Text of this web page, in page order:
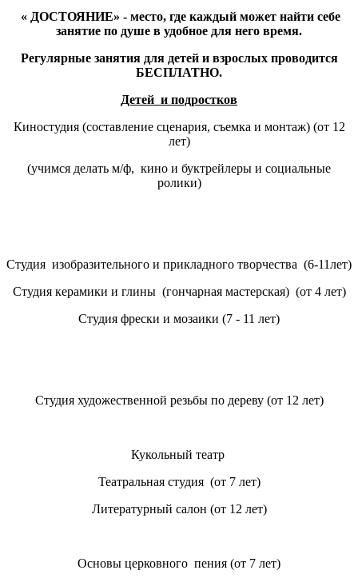
« ДОСТОЯНИЕ» - место, где каждый может найти себе
занятие по душе в удобное для него время.
Регулярные занятия для детей и взрослых проводится
БЕСПЛАТНО.
Детей и подростков
Киностудия (составление сценария, съемка и монтаж) (от 12
лет)
(учимся делать м/ф, кино и буктрейлеры и социальные
ролики)
Студия изобразительного и прикладного творчества (6-11лет)
Студия керамики и глины (гончарная мастерская) (от 4 лет)
Студия фрески и мозаики (7 - 11 лет)
Студия художественной резьбы по дереву (от 12 лет)
Кукольный театр
Театральная студия (от 7 лет)
Литературный салон (от 12 лет)
Основы церковного пения (от 7 лет)